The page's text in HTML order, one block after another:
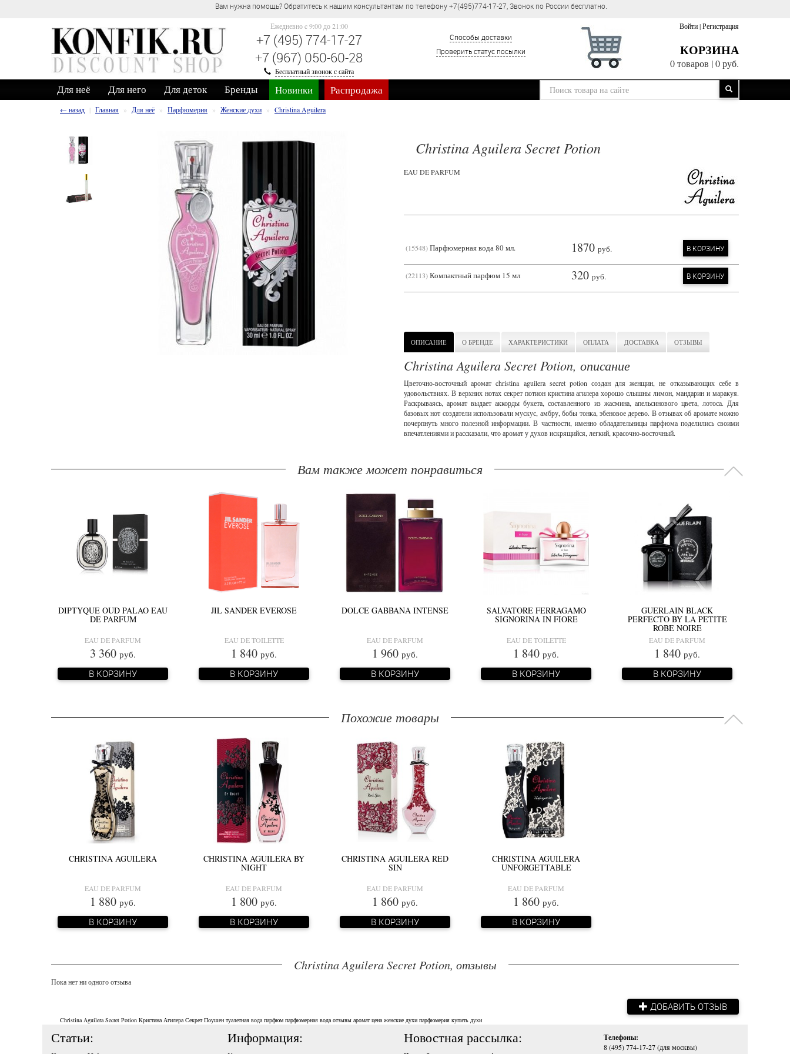
Вам нужна помощь? Обратитесь к нашим консультантам по телефону +7(495)774-17-27, Звонок по России бесплатно.
Ежедневно c 9:00 до 21:00
+7 (495) 774-17-27
+7 (967) 050-60-28
Бесплатный звонок с сайта
Способы доставки
Проверить статус посылки
Войти|Регистрация
КОРЗИНА
0 товаров |0 руб.
Для неё Для него Для деток Бренды Новинки Распродажа
← назад Главная Для неё Парфюмерия Женские духи Christina Aguilera
Christina Aguilera Secret Potion
EAU DE PARFUM
15548 Парфюмерная вода 80 мл. 1870 руб. В КОРЗИНУ
22113 Компактный парфюм 15 мл 320 руб. В КОРЗИНУ
ОПИСАНИЕ О БРЕНДЕ ХАРАКТЕРИСТИКИ ОПЛАТА ДОСТАВКА ОТЗЫВЫ
Christina Aguilera Secret Potion, описание
Цветочно-восточный аромат christina aguilera secret potion создан для женщин, не отказывающих себе в
удовольствиях. В верхних нотах секрет потион кристина агилера хорошо слышны лимон, мандарин и маракуя.
Раскрываясь, аромат выдает аккорды букета, составленного из жасмина, апельсинового цвета, лотоса. Для
базовых нот создатели использовали мускус, амбру, бобы тонка, эбеновое дерево. В отзывах об аромате можно
почерпнуть много полезной информации. В частности, именно обладательницы парфюма поделились своими
впечатлениями и рассказали, что аромат у духов искрящийся, легкий, красочно-восточный.
Вам также может понравиться
DIPTYQUE OUD PALAO EAU
DE PARFUM
EAU DE PARFUM
3 360 руб.
В КОРЗИНУ
JIL SANDER EVEROSE
EAU DE TOILETTE
1 840 руб.
В КОРЗИНУ
DOLCE GABBANA INTENSE
EAU DE PARFUM
1 960 руб.
В КОРЗИНУ
SALVATORE FERRAGAMO
SIGNORINA IN FIORE
EAU DE TOILETTE
1 840 руб.
В КОРЗИНУ
GUERLAIN BLACK
PERFECTO BY LA PETITE
ROBE NOIRE
EAU DE PARFUM
1 840 руб.
В КОРЗИНУ
Похожие товары
CHRISTINA AGUILERA
EAU DE PARFUM
1 880 руб.
В КОРЗИНУ
CHRISTINA AGUILERA BY
NIGHT
EAU DE PARFUM
1 800 руб.
В КОРЗИНУ
CHRISTINA AGUILERA RED
SIN
EAU DE PARFUM
1 860 руб.
В КОРЗИНУ
CHRISTINA AGUILERA
UNFORGETTABLE
EAU DE PARFUM
1 860 руб.
В КОРЗИНУ
Christina Aguilera Secret Potion, отзывы
Пока нет ни одного отзыва
ДОБАВИТЬ ОТЗЫВ
Christina Aguilera Secret Potion Кристина Агилера Секрет Поушен туалетная вода парфюм парфюмерная вода отзывы аромат цена женские духи парфюмерия купить духи
Статьи: Информация: Новостная рассылка: Телефоны:
8 (495) 774-17-27 (для москвы)